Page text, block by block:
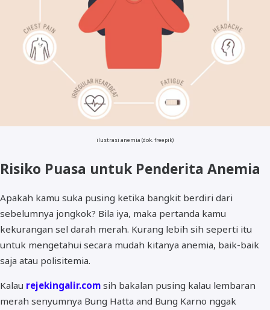
ilustrasi anemia (dok. freepik)
Risiko Puasa untuk Penderita Anemia
Apakah kamu suka pusing ketika bangkit berdiri dari
sebelumnya jongkok? Bila iya, maka pertanda kamu
kekurangan sel darah merah. Kurang lebih sih seperti itu
untuk mengetahui secara mudah kitanya anemia, baik-baik
saja atau polisitemia.
Kalau rejekingalir.com sih bakalan pusing kalau lembaran
merah senyumnya Bung Hatta and Bung Karno nggak